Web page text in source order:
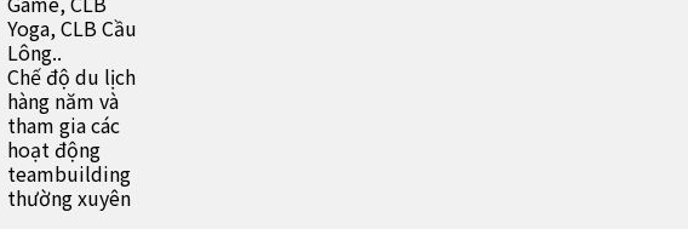
Yoga, CLB Cầu
Lông..
Chế độ du lịch
hàng năm và
tham gia các
hoạt động
teambuilding
thường xuyên